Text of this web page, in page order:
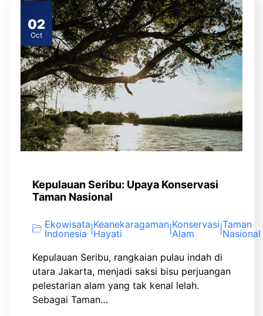
02
Oct
Kepulauan Seribu: Upaya Konservasi
Taman Nasional
Ekowisata
Indonesia
Keanekaragaman
Hayati
Konservasi
Alam
Taman
Nasional
Kepulauan Seribu, rangkaian pulau indah di
utara Jakarta, menjadi saksi bisu perjuangan
pelestarian alam yang tak kenal lelah.
Sebagai Taman…